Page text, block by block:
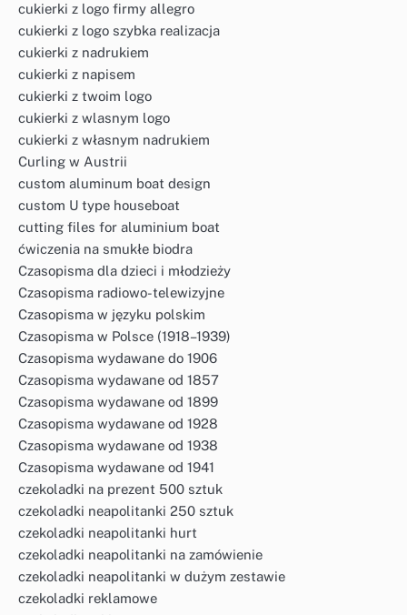
cukierki z logo firmy allegro
cukierki z logo szybka realizacja
cukierki z nadrukiem
cukierki z napisem
cukierki z twoim logo
cukierki z wlasnym logo
cukierki z własnym nadrukiem
Curling w Austrii
custom aluminum boat design
custom U type houseboat
cutting files for aluminium boat
ćwiczenia na smukłe biodra
Czasopisma dla dzieci i młodzieży
Czasopisma radiowo-telewizyjne
Czasopisma w języku polskim
Czasopisma w Polsce (1918–1939)
Czasopisma wydawane do 1906
Czasopisma wydawane od 1857
Czasopisma wydawane od 1899
Czasopisma wydawane od 1928
Czasopisma wydawane od 1938
Czasopisma wydawane od 1941
czekoladki na prezent 500 sztuk
czekoladki neapolitanki 250 sztuk
czekoladki neapolitanki hurt
czekoladki neapolitanki na zamówienie
czekoladki neapolitanki w dużym zestawie
czekoladki reklamowe